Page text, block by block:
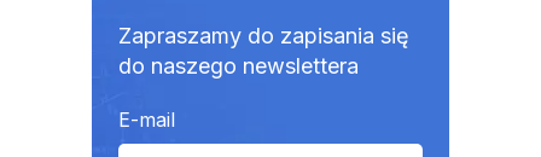
Zapraszamy do zapisania się
do naszego newslettera
E-mail